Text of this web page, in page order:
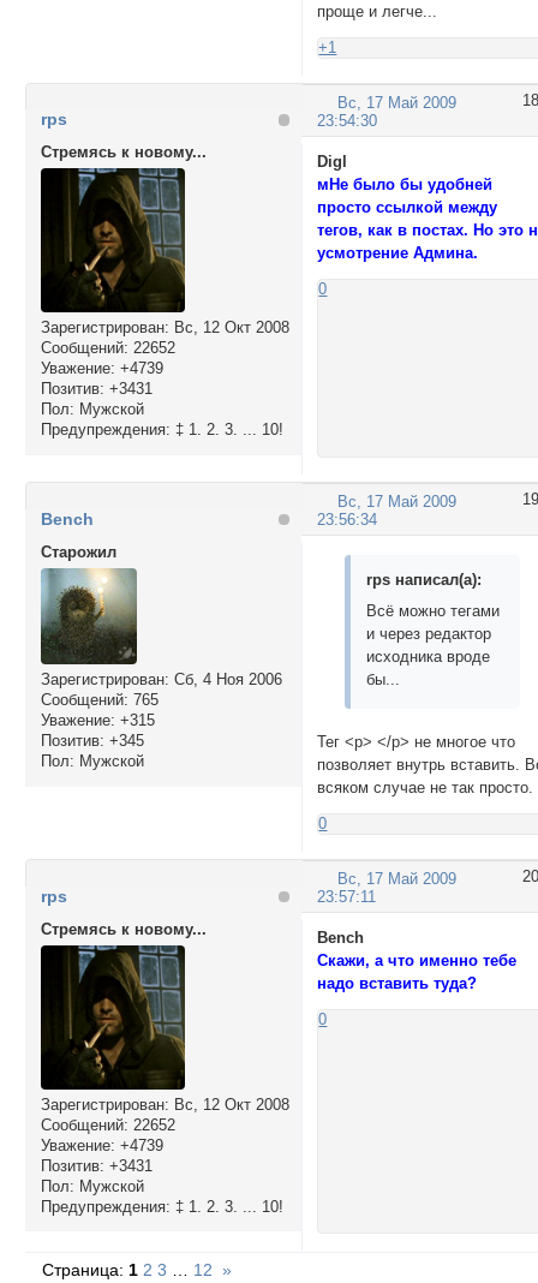
проще и легче...
+1
18
Вс, 17 Май 2009
23:54:30
rps
Стремясь к новому...
Зарегистрирован: Вс, 12 Окт 2008
Сообщений: 22652
Уважение: +4739
Позитив: +3431
Пол: Мужской
Предупреждения: ‡ 1. 2. 3. ... 10!
Digl
мНе было бы удобней
просто ссылкой между
тегов, как в постах. Но это
усмотрение Админа.
0
19
Вс, 17 Май 2009
23:56:34
Bench
Cтарожил
Зарегистрирован: Сб, 4 Ноя 2006
Сообщений: 765
Уважение: +315
Позитив: +345
Пол: Мужской
rps написал(а):
Всё можно тегами
и через редактор
исходника вроде
бы...
Тег <р> </p> не многое что
позволяет внутрь вставить.
всяком случае не так просто.
0
20
Вс, 17 Май 2009
23:57:11
rps
Стремясь к новому...
Зарегистрирован: Вс, 12 Окт 2008
Сообщений: 22652
Уважение: +4739
Позитив: +3431
Пол: Мужской
Предупреждения: ‡ 1. 2. 3. ... 10!
Bench
Скажи, а что именно тебе
надо вставить туда?
0
Страница: 1 2 3 12 »